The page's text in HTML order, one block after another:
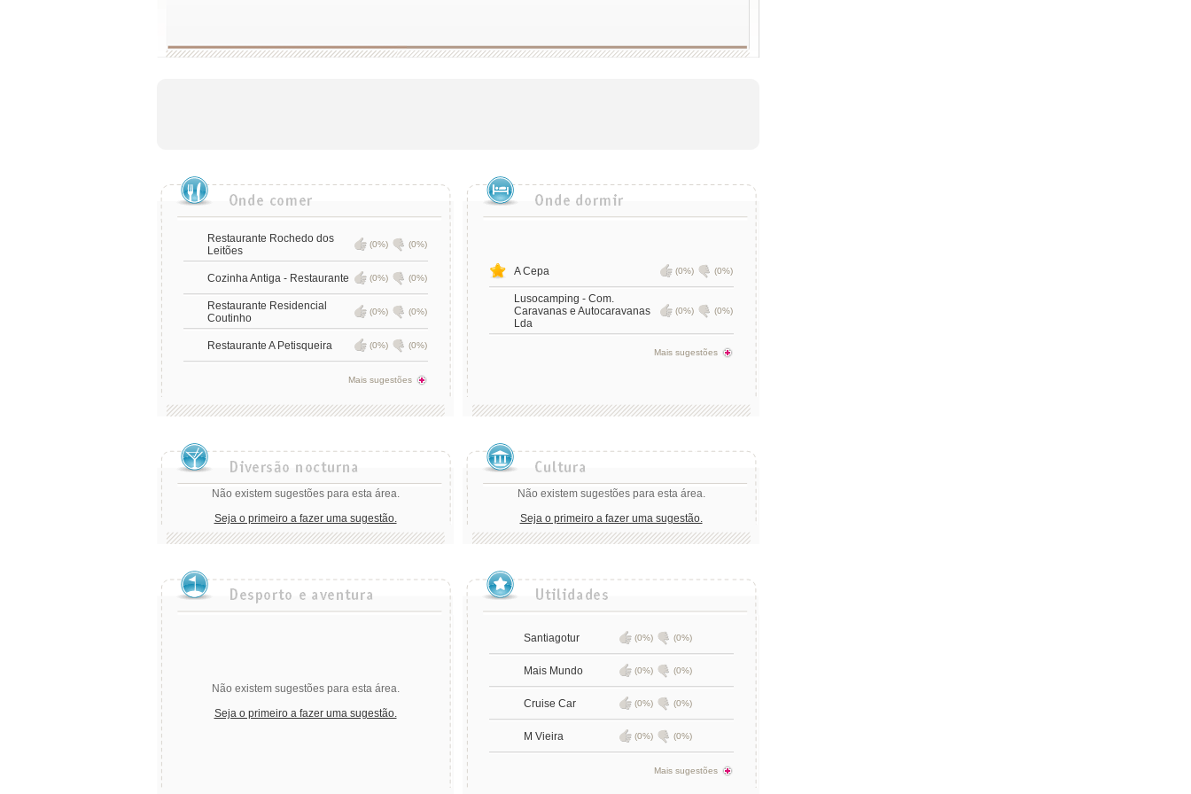
Restaurante Rochedo dos
Leitões
(0%) (0%)
Cozinha Antiga - Restaurante (0%) (0%)
Restaurante Residencial
Coutinho
(0%) (0%)
Restaurante A Petisqueira (0%) (0%)
Mais sugestões
A Cepa (0%) (0%)
Lusocamping - Com.
Caravanas e Autocaravanas
Lda
(0%) (0%)
Mais sugestões
Não existem sugestões para esta área.
Seja o primeiro a fazer uma sugestão.
Não existem sugestões para esta área.
Seja o primeiro a fazer uma sugestão.
Não existem sugestões para esta área.
Seja o primeiro a fazer uma sugestão.
Santiagotur (0%) (0%)
Mais Mundo (0%) (0%)
Cruise Car (0%) (0%)
M Vieira (0%) (0%)
Mais sugestões